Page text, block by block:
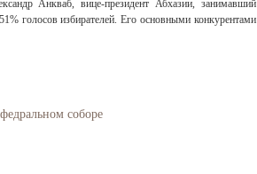
Анкваб, вице-президент Абхазии, занимавший
голосов избирателей. Его основными конкурентами
соборе